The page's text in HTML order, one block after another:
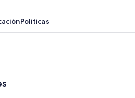
Políticas